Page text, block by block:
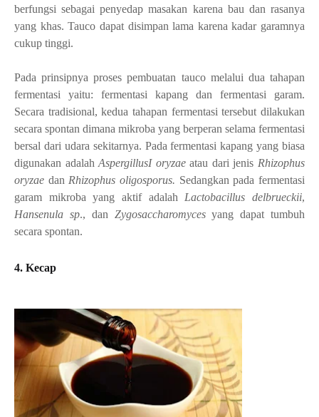
berfungsi sebagai penyedap masakan karena bau dan rasanya
yang khas. Tauco dapat disimpan lama karena kadar garamnya
cukup tinggi.
Pada prinsipnya proses pembuatan tauco melalui dua tahapan
fermentasi yaitu: fermentasi kapang dan fermentasi garam.
Secara tradisional, kedua tahapan fermentasi tersebut dilakukan
secara spontan dimana mikroba yang berperan selama fermentasi
bersal dari udara sekitarnya. Pada fermentasi kapang yang biasa
digunakan adalahAspergillusI oryzaeatau dari jenis Rhizophus
oryzae dan Rhizophus oligosporus. Sedangkan pada fermentasi
garam mikroba yang aktif adalah Lactobacillus delbrueckii,
Hansenula sp., dan Zygosaccharomycesyang dapat tumbuh
secara spontan.
4. Kecap